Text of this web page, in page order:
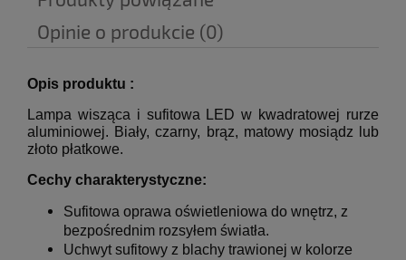
Opinie o produkcie (0)
Opis produktu :
Lampa wisząca i sufitowa LED w kwadratowej rurze
aluminiowej. Biały, czarny, brąz, matowy mosiądz lub
złoto płatkowe.
Cechy charakterystyczne:
Sufitowa oprawa oświetleniowa do wnętrz, z
bezpośrednim rozsyłem światła.
Uchwyt sufitowy z blachy trawionej w kolorze